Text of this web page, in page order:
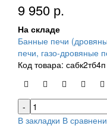
9 950 р.
На складе
Банные печи
печи, газо-дровяные
Код товара: сабк2тб4п
В закладки В